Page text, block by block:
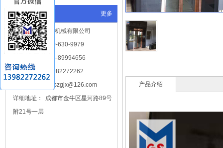
联系我们 更多
四川美格斯重工机械有限公司
免费热线： 400-630-9979
028-89994656
手机号码：
13982272262
mgszgjx@126.com
详细地址：
成都市金牛区星河路89号
附21号一层
产品介绍